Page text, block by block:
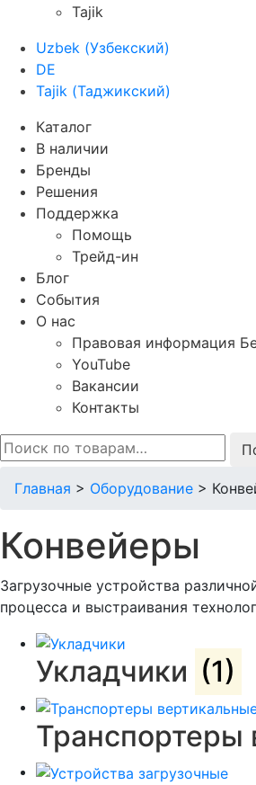
Tajik
Uzbek (Узбекский)
DE
Tajik (Таджикский)
Каталог
В наличии
Бренды
Решения
Поддержка
Помощь
Трейд-ин
Блог
События
О нас
Правовая информация
YouTube
Вакансии
Контакты
Искать:
Главная > Оборудование >
Конвейеры
Загрузочные устройства
процесса и выстраивания
Укладчики (1)
Транспортеры